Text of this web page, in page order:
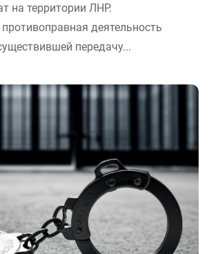
на территории ЛНР.
деятельность
передачу...